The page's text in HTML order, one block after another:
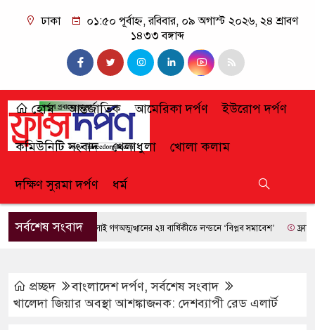
ঢাকা
০১:৫০ পূর্বাহ্ন, রবিবার, ০৯ অগাস্ট ২০২৬, ২৪ শ্রাবণ
১৪৩৩ বঙ্গাব্দ
হোম আন্তর্জাতিক আমেরিকা দর্পণ ইউরোপ দর্পণ
কমিউনিটি সংবাদ খেলাধুলা খোলা কলাম
দক্ষিণ সুরমা দর্পণ ধর্ম
সর্বশেষ সংবাদজুলাই গণঅভ্যুত্থানের ২য় বার্ষিকীতে লন্ডনে ‘বিপ্লব সমাবেশ’ ফ্রান্সে
প্রচ্ছদ বাংলাদেশ দর্পণ,সর্বশেষ সংবাদ
খালেদা জিয়ার অবস্থা আশঙ্কাজনক: দেশব্যাপী রেড এলার্ট